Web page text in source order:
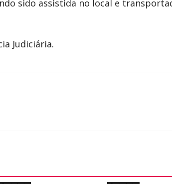
sido assistida no local e
Judiciária.